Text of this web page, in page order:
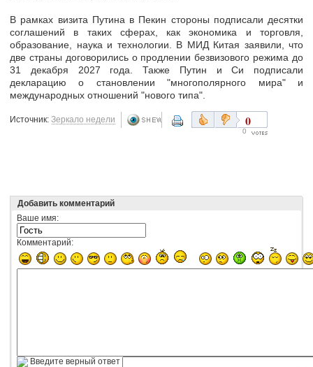
В рамках визита Путина в Пекин стороны подписали десятки
соглашений в таких сферах, как экономика и торговля,
образование, наука и технологии. В МИД Китая заявили, что
две страны договорились о продлении безвизового режима до
31 декабря 2027 года. Также Путин и Си подписали
декларацию о становлении "многополярного мира" и
международных отношений "нового типа".
Источник: Зеркало недели 0
0
Добавить комментарий
Ваше имя:
Комментарий:
Введите верный ответ